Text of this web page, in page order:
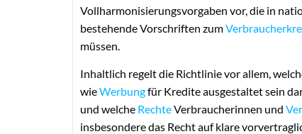
Vollharmonisierungsvorgaben vor, die in
bestehende Vorschriften zum
müssen.
Inhaltlich regelt die Richtlinie vor allem,
wieWerbungfür Kredite ausgestaltet sein
und welche RechteVerbraucherinnen und
insbesondere das Recht auf klare